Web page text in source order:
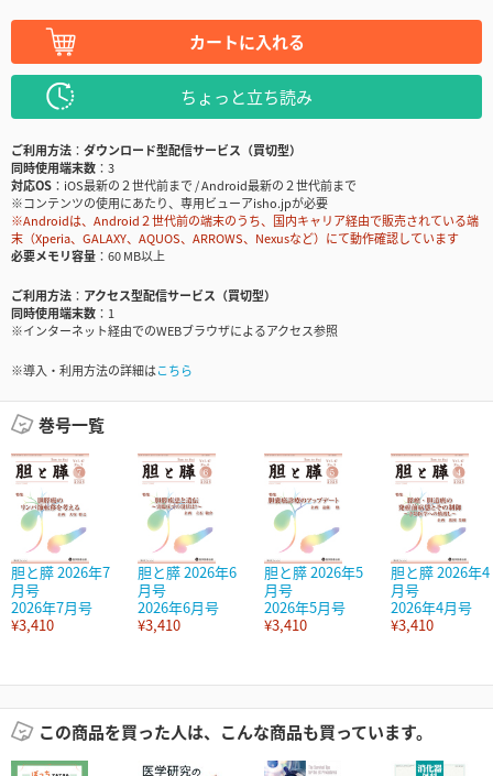
カートに入れる
ちょっと立ち読み
ご利用方法
ダウンロード型配信サービス（買切型）
同時使用端末数
3
対応OS
iOS最新の２世代前まで / Android最新の２世代前まで
※コンテンツの使用にあたり、専用ビューアisho.jpが必要
※Androidは、Android２世代前の端末のうち、国内キャリア経由で販売されている端
末（Xperia、GALAXY、AQUOS、ARROWS、Nexusなど）にて動作確認しています
必要メモリ容量
60 MB以上
ご利用方法
アクセス型配信サービス（買切型）
同時使用端末数
1
※インターネット経由でのWEBブラウザによるアクセス参照
※導入・利用方法の詳細はこちら
巻号一覧
胆と膵 2026年7
月号
2026年7月号
¥3,410
胆と膵 2026年6
月号
2026年6月号
¥3,410
胆と膵 2026年5
月号
2026年5月号
¥3,410
胆と膵 2026年4
月号
2026年4月号
¥3,410
この商品を買った人は、こんな商品も買っています。